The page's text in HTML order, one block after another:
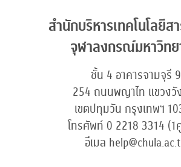
สำนักบริหารเทคโนโลยีส
จุฬาลงกรณ์มหาวิท
ชั้น 4 อาคารจามจุรี 9
254 ถนนพญาไท แขวงวั
เขตปทุมวัน กรุงเทพฯ
โทรศัพท์ 0 2218 3314 (1
อีเมล